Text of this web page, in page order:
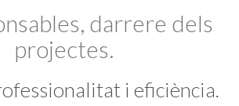
darrere dels
projectes.
i eficiència.